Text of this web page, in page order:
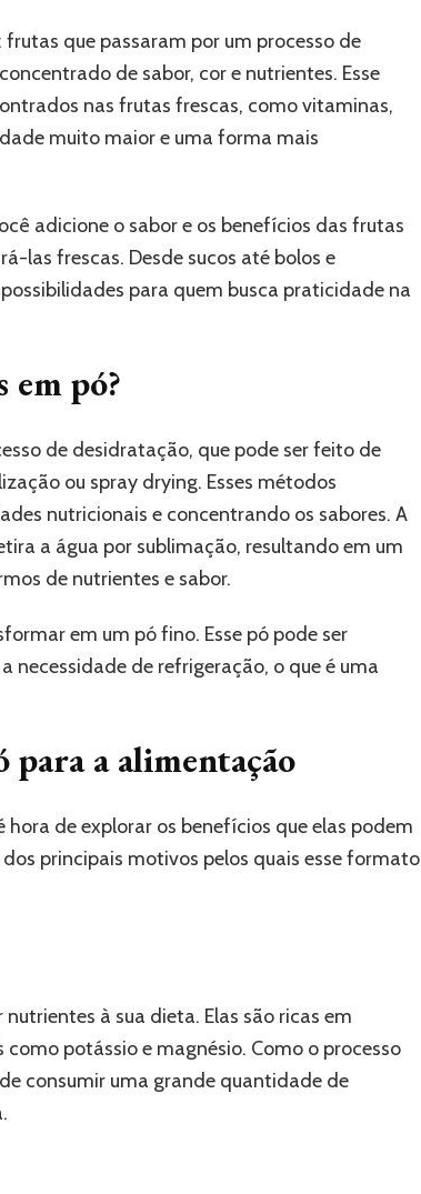
que passaram por um processo de
de sabor, cor e nutrientes. Esse
nas frutas frescas, como vitaminas,
muito maior e uma forma mais
adicione o sabor e os benefícios das frutas
las frescas. Desde sucos até bolos e
para quem busca praticidade na
em pó?
de desidratação, que pode ser feito de
ou spray drying. Esses métodos
nutricionais e concentrando os sabores. A
a água por sublimação, resultando em um
de nutrientes e sabor.
em um pó fino. Esse pó pode ser
necessidade de refrigeração, o que é uma
para a alimentação
de explorar os benefícios que elas podem
principais motivos pelos quais esse formato
à sua dieta. Elas são ricas em
potássio e magnésio. Como o processo
consumir uma grande quantidade de